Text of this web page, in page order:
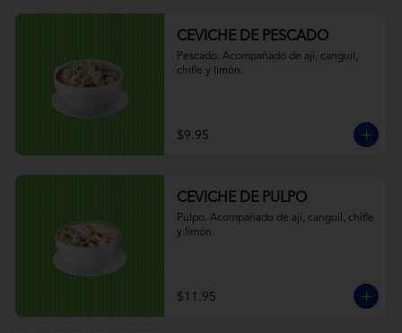
CEVICHE DE PESCADO
Pescado. Acompañado de ají, canguil,
chifle y limón.
$9.95
CEVICHE DE PULPO
Pulpo. Acompañado de ají, canguil, chifle
y limón.
$11.95